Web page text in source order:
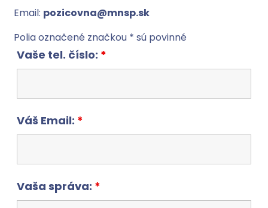
Email: pozicovna@mnsp.sk
Polia označené značkou * sú povinné
Vaše tel. číslo: *
Váš Email: *
Vaša správa: *